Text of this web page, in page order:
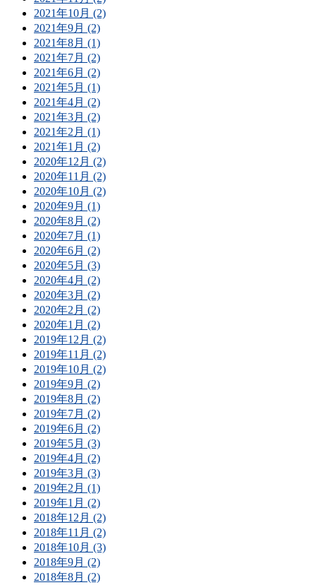
2021年10月 (2)
2021年9月 (2)
2021年8月 (1)
2021年7月 (2)
2021年6月 (2)
2021年5月 (1)
2021年4月 (2)
2021年3月 (2)
2021年2月 (1)
2021年1月 (2)
2020年12月 (2)
2020年11月 (2)
2020年10月 (2)
2020年9月 (1)
2020年8月 (2)
2020年7月 (1)
2020年6月 (2)
2020年5月 (3)
2020年4月 (2)
2020年3月 (2)
2020年2月 (2)
2020年1月 (2)
2019年12月 (2)
2019年11月 (2)
2019年10月 (2)
2019年9月 (2)
2019年8月 (2)
2019年7月 (2)
2019年6月 (2)
2019年5月 (3)
2019年4月 (2)
2019年3月 (3)
2019年2月 (1)
2019年1月 (2)
2018年12月 (2)
2018年11月 (2)
2018年10月 (3)
2018年9月 (2)
2018年8月 (2)